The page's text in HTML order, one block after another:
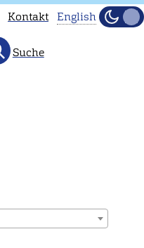
Kontakt
to
our
English
Hell
Suche